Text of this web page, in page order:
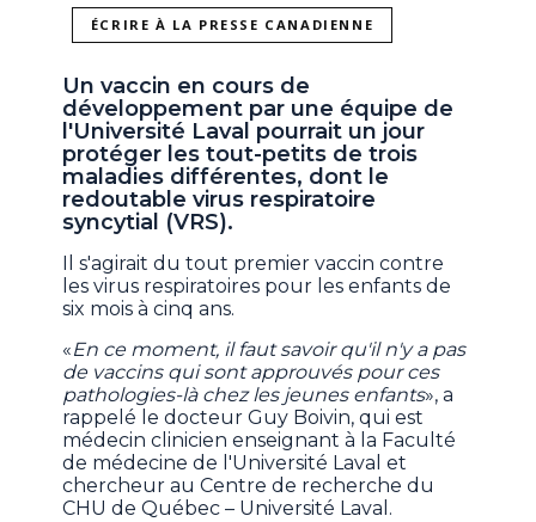
ÉCRIRE À LA PRESSE CANADIENNE
Un vaccin en cours de
développement par une équipe de
l'Université Laval pourrait un jour
protéger les tout-petits de trois
maladies différentes, dont le
redoutable virus respiratoire
syncytial (VRS).
Il s'agirait du tout premier vaccin contre
les virus respiratoires pour les enfants de
six mois à cinq ans.
«En ce moment, il faut savoir qu'il n'y a pas
de vaccins qui sont approuvés pour ces
pathologies-là chez les jeunes enfants», a
rappelé le docteur Guy Boivin, qui est
médecin clinicien enseignant à la Faculté
de médecine de l'Université Laval et
chercheur au Centre de recherche du
CHU de Québec – Université Laval.